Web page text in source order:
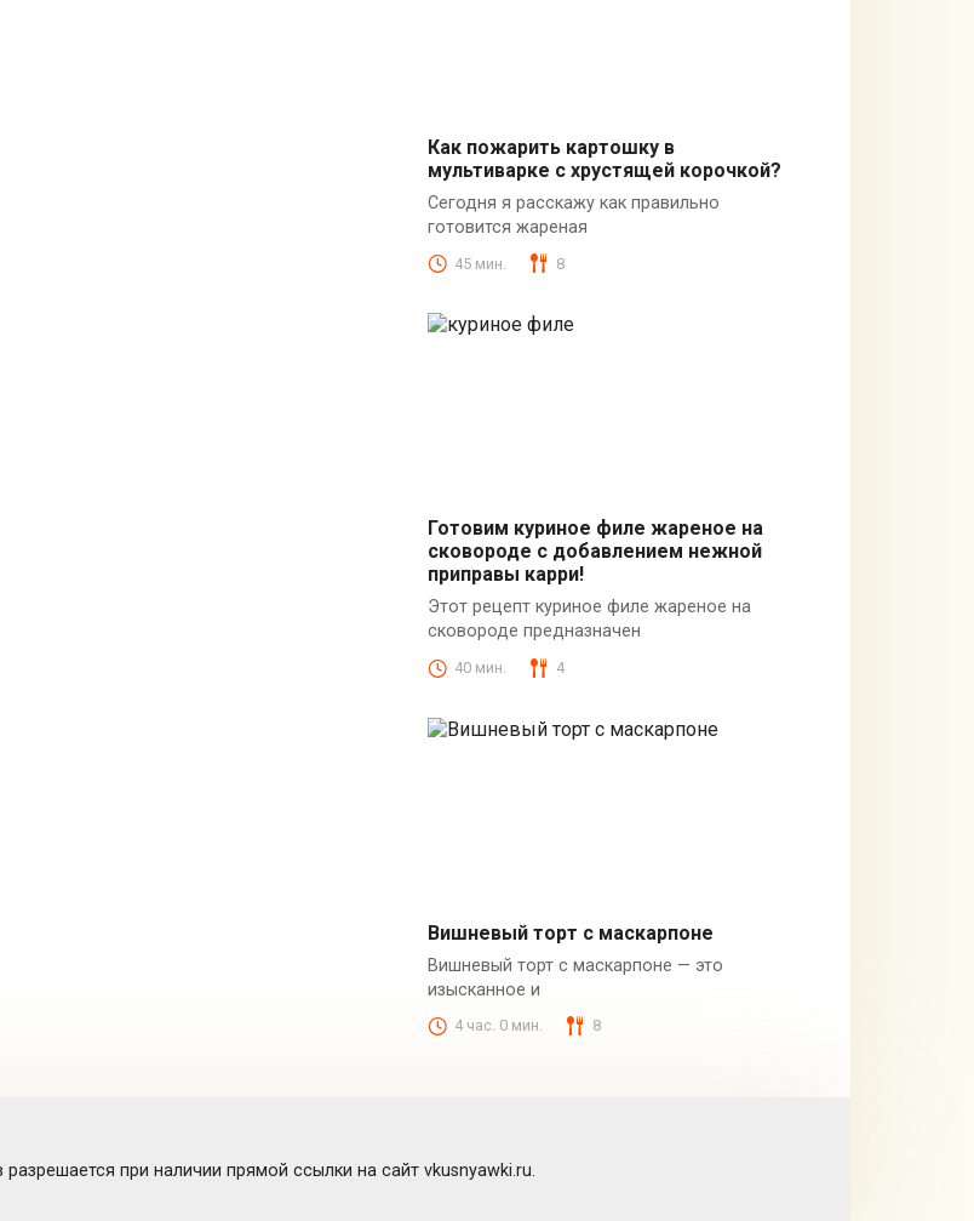
Вторые блюда
Как пожарить картошку в
мультиварке с хрустящей корочкой?
Сегодня я расскажу как правильно
готовится жареная
45 мин. 8
Вторые блюда
Готовим куриное филе жареное на
сковороде с добавлением нежной
приправы карри!
Этот рецепт куриное филе жареное на
сковороде предназначен
40 мин. 4
Торты
Вишневый торт с маскарпоне
Вишневый торт с маскарпоне — это
изысканное и
4 час. 0 мин. 8
при наличии прямой ссылки на сайт vkusnyawki.ru.